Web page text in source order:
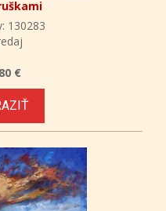
130283
€